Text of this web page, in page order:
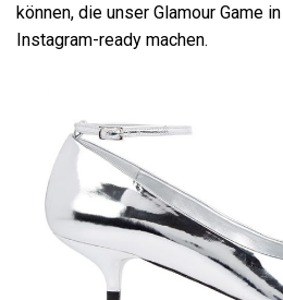
können, die unser Glamour Game
Instagram-ready machen.